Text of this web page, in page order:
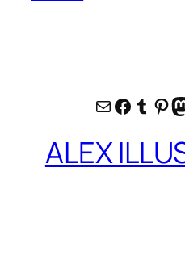
E-mail
ALEX